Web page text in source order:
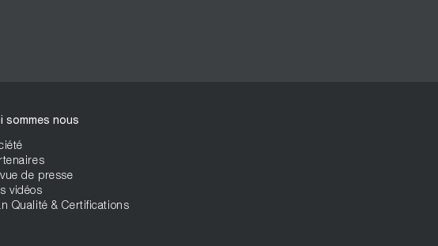
sommes nous
de presse
vidéos
Qualité & Certifications